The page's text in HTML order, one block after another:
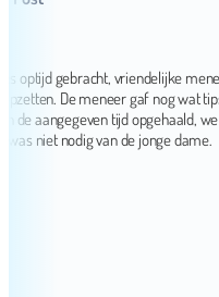
gebracht, vriendelijke meneer,
De meneer gaf nog wat tips.
tijd opgehaald, we wilde
nodig van de jonge dame.